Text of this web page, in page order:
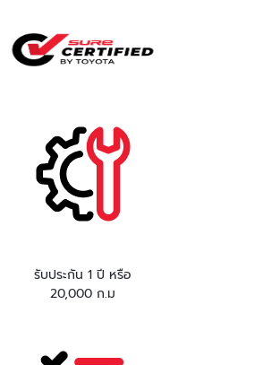
รับประกัน 1 ปี หรือ
20,000 ก.ม